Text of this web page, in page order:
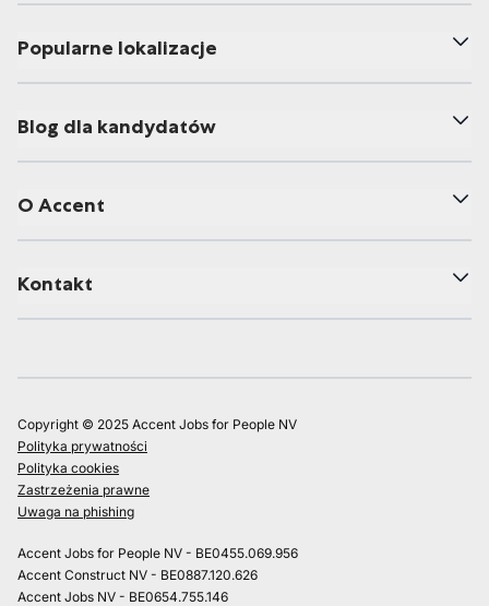
Popularne lokalizacje
Blog dla kandydatów
O Accent
Kontakt
Copyright © 2025 Accent Jobs for People NV
Polityka prywatności
Polityka cookies
Zastrzeżenia prawne
Uwaga na phishing
Accent Jobs for People NV - BE0455.069.956
Accent Construct NV - BE0887.120.626
Accent Jobs NV - BE0654.755.146